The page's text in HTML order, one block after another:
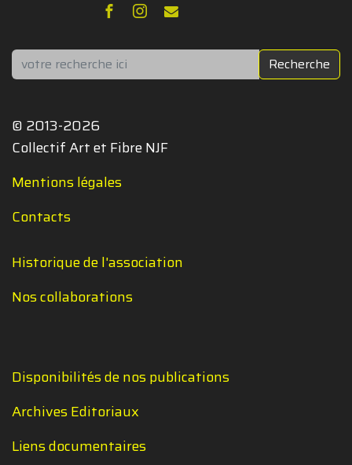
Rechercher Recherche
© 2013-2026
Collectif Art et Fibre NJF
Mentions légales
Contacts
Historique de l'association
Nos collaborations
Disponibilités de nos publications
Archives Editoriaux
Liens documentaires